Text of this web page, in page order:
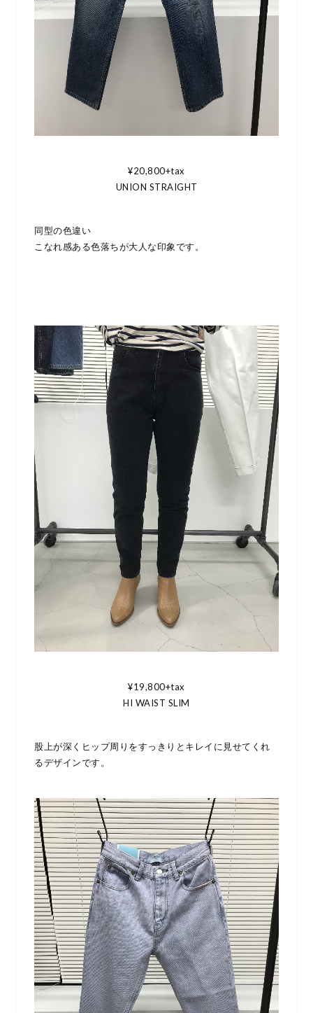
¥20,800+tax
UNION STRAIGHT
同型の色違い
こなれ感ある色落ちが大人な印象です。
¥19,800+tax
HI WAIST SLIM
股上が深くヒップ周りをすっきりとキレイに見せてくれ
るデザインです。